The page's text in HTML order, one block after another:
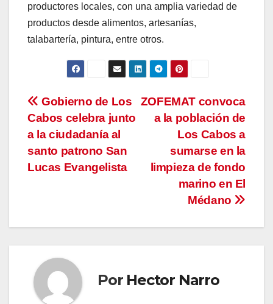
productores locales, con una amplia variedad de
productos desde alimentos, artesanías,
talabartería, pintura, entre otros.
Navegación
de
entradas
ZOFEMAT convoca
a la población de
Los Cabos a
sumarse en la
limpieza de fondo
marino en El
Médano
Gobierno de Los
Cabos celebra junto
a la ciudadanía al
santo patrono San
Lucas Evangelista
Por Hector Narro